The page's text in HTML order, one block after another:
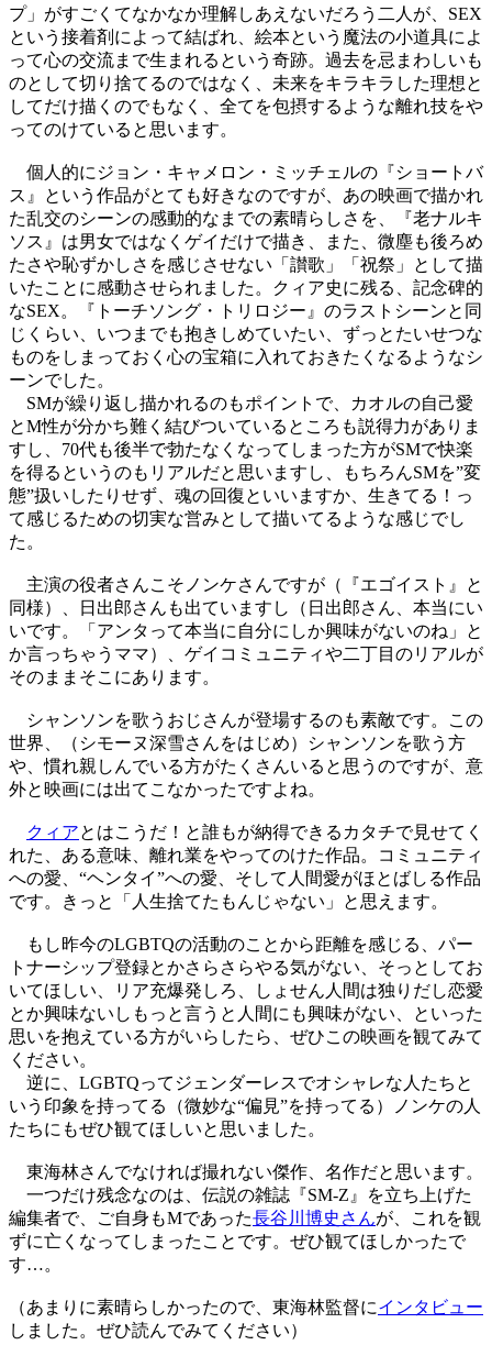
プ」がすごくてなかなか理解しあえないだろう二人が、SEX
という接着剤によって結ばれ、絵本という魔法の小道具によ
って心の交流まで生まれるという奇跡。過去を忌まわしいも
のとして切り捨てるのではなく、未来をキラキラした理想と
してだけ描くのでもなく、全てを包摂するような離れ技をや
ってのけていると思います。
個人的にジョン・キャメロン・ミッチェルの『ショートバ
ス』という作品がとても好きなのですが、あの映画で描かれ
た乱交のシーンの感動的なまでの素晴らしさを、『老ナルキ
ソス』は男女ではなくゲイだけで描き、また、微塵も後ろめ
たさや恥ずかしさを感じさせない「讃歌」「祝祭」として描
いたことに感動させられました。クィア史に残る、記念碑的
なSEX。『トーチソング・トリロジー』のラストシーンと同
じくらい、いつまでも抱きしめていたい、ずっとたいせつな
ものをしまっておく心の宝箱に入れておきたくなるようなシ
ーンでした。
SMが繰り返し描かれるのもポイントで、カオルの自己愛
とM性が分かち難く結びついているところも説得力がありま
すし、70代も後半で勃たなくなってしまった方がSMで快楽
を得るというのもリアルだと思いますし、もちろんSMを”変
態”扱いしたりせず、魂の回復といいますか、生きてる！っ
て感じるための切実な営みとして描いてるような感じでし
た。
主演の役者さんこそノンケさんですが（『エゴイスト』と
同様）、日出郎さんも出ていますし（日出郎さん、本当にい
いです。「アンタって本当に自分にしか興味がないのね」と
か言っちゃうママ）、ゲイコミュニティや二丁目のリアルが
そのままそこにあります。
シャンソンを歌うおじさんが登場するのも素敵です。この
世界、（シモーヌ深雪さんをはじめ）シャンソンを歌う方
や、慣れ親しんでいる方がたくさんいると思うのですが、意
外と映画には出てこなかったですよね。
クィアとはこうだ！と誰もが納得できるカタチで見せてく
れた、ある意味、離れ業をやってのけた作品。コミュニティ
への愛、“ヘンタイ”への愛、そして人間愛がほとばしる作品
です。きっと「人生捨てたもんじゃない」と思えます。
もし昨今のLGBTQの活動のことから距離を感じる、パー
トナーシップ登録とかさらさらやる気がない、そっとしてお
いてほしい、リア充爆発しろ、しょせん人間は独りだし恋愛
とか興味ないしもっと言うと人間にも興味がない、といった
思いを抱えている方がいらしたら、ぜひこの映画を観てみて
ください。
逆に、LGBTQってジェンダーレスでオシャレな人たちと
いう印象を持ってる（微妙な“偏見”を持ってる）ノンケの人
たちにもぜひ観てほしいと思いました。
東海林さんでなければ撮れない傑作、名作だと思います。
一つだけ残念なのは、伝説の雑誌『SM-Z』を立ち上げた
編集者で、ご自身もMであった長谷川博史さんが、これを観
ずに亡くなってしまったことです。ぜひ観てほしかったで
す…。
（あまりに素晴らしかったので、東海林監督にインタビュー
しました。ぜひ読んでみてください）